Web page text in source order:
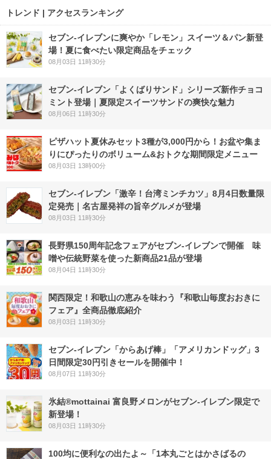
トレンド | アクセスランキング
セブン‐イレブンに爽やか「レモン」スイーツ＆パン新登
場！夏に食べたい限定商品をチェック
08月03日 11時30分
セブン‐イレブン「よくばりサンド」シリーズ新作チョコ
ミント登場｜夏限定スイーツサンドの爽快な魅力
08月06日 11時30分
ピザハット夏休みセット3種が3,000円から！お盆や集ま
りにぴったりのボリューム&おトクな期間限定メニュー
08月03日 13時00分
セブン-イレブン「激辛！台湾ミンチカツ」8月4日数量限
定発売｜名古屋発祥の旨辛グルメが登場
08月03日 11時30分
長野県150周年記念フェアがセブン-イレブンで開催 味
噌や伝統野菜を使った新商品21品が登場
08月04日 11時30分
関西限定！和歌山の恵みを味わう『和歌山毎度おおきに
フェア』全商品徹底紹介
08月03日 11時30分
セブン‐イレブン「からあげ棒」「アメリカンドッグ」3
日間限定30円引きセールを開催中！
08月07日 11時30分
氷結®mottainai 富良野メロンがセブン‐イレブン限定で
新登場！
08月03日 11時30分
100均に便利なの出たよ～「1本丸ごとはかさばるの